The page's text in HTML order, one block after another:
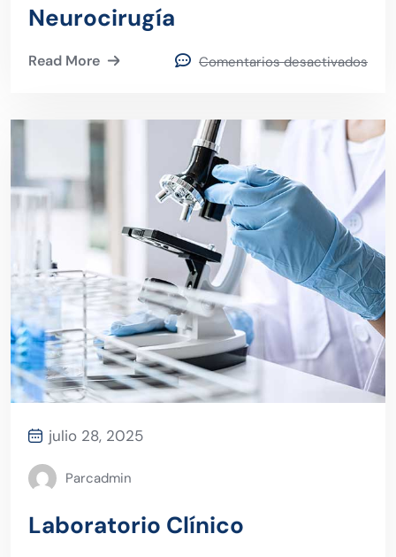
Neurocirugía
Read More Comentarios desactivados
julio 28, 2025
Parcadmin
Laboratorio Clínico